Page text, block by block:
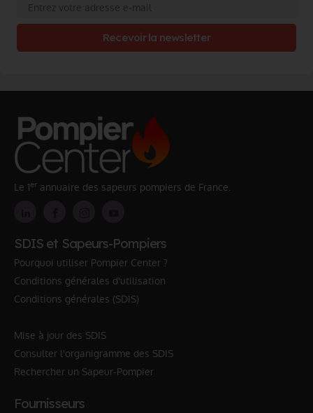
Recevoir la newsletter
Le 1er annuaire des sapeurs pompiers de France.
SDIS et Sapeurs-Pompiers
Pourquoi utiliser Pompier Center ?
Conditions générales d'utilisation
Conditions générales (SDIS)
Mise à jour des SDIS
Consulter l'organigramme des SDIS
Rechercher un Sapeur-Pompier
Fournisseurs